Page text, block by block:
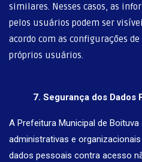
similares. Nesses casos, as
pelos usuários podem ser
acordo com as configurações
próprios usuários.
7. Segurança dos Dados
A Prefeitura Municipal de
administrativas e
dados pessoais contra acesso